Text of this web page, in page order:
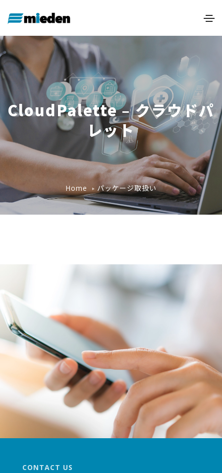
CloudPalette – クラウドパ
レット
Home パッケージ取扱い
CONTACT US